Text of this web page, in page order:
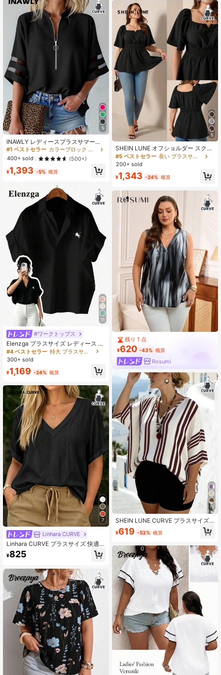
5
INAWLY レディースプラスサマーフ
ァッションジップアップトップ、ミ
ニマリストスタイリッシュなカジュ
アル デイリーウェア
#1 ベストセラー
カラーブロック プラスサイズのブラウス
400+ sold
(500+)
¥1,393 -5% 概算
11
#ワークトップス
Elenzga プラスサイズ レディース 白
刺繍 半袖 Vネック ブラウス、柔らか
い生地 ノースリーブ シャツ トップ
ー、音楽フェス、母の日、ハロウィ
ン、感謝祭、イースター、国民の祝
日、ダンス、デート、パーティー、
結婚式、お出かけなどに適していま
す
#4 ベストセラー
特大 プラスサイズのブラウス
300+ sold
¥1,169 -24% 概算
7
Linhara CURVE
Linhara CURVE プラスサイズ 快適
エレガント スリミング 通勤 Vネック
多用途 夏デザイン トップス 体型カ
¥825
5
SHEIN LUNE オフショルダー スクエ
アネック フローイーヘム プラスサイ
ズ ブラウス
#5 ベストセラー
長い プラスサイズのブラウス
200+ sold
¥1,343 -24% 概算
残り 1 点
¥620 -43% 概算
Rosumi
11
SHEIN LUNE CURVE プラスサイズ
Vネック バットウィング ストライプ
柄 バケーション シフォンカバーアッ
¥619 -53% 概算